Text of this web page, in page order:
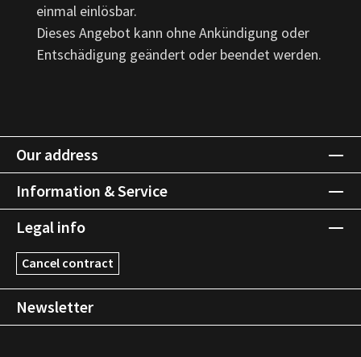
einmal einlösbar.
Dieses Angebot kann ohne Ankündigung oder
Entschädigung geändert oder beendet werden.
Our address
Information & Service
Legal info
Cancel contract
Newsletter